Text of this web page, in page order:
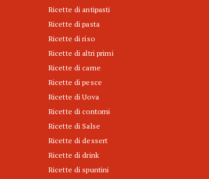
Ricette di antipasti
Ricette di pasta
Ricette di riso
Ricette di altri primi
Ricette di carne
Ricette di pesce
Ricette di Uova
Ricette di contorni
Ricette di Salse
Ricette di dessert
Ricette di drink
Ricette di spuntini